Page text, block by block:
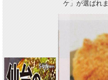
ケ」が選ばれ